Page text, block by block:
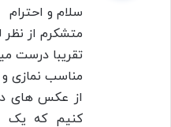
سلام و احترام
متشکرم از نظر
تقریبا درست
مناسب نمازی
از عکس های
کنیم که یک